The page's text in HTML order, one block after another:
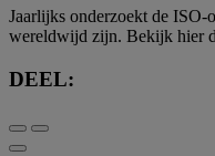
Jaarlijks onderzoekt de ISO-
wereldwijd zijn. Bekijk hier
DEEL: